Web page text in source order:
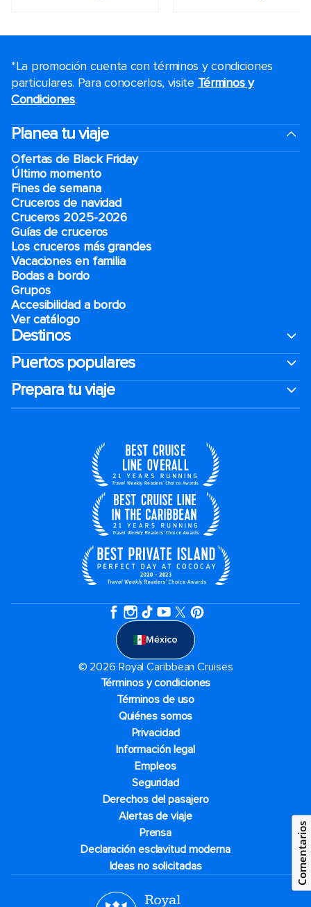
*La promoción cuenta con términos y condiciones
particulares. Para conocerlos, visite Términos y
Condiciones.
Planea tu viaje
Ofertas de Black Friday
Último momento
Fines de semana
Cruceros de navidad
Cruceros 2025-2026
Guías de cruceros
Los cruceros más grandes
Vacaciones en familia
Bodas a bordo
Grupos
Accesibilidad a bordo
Ver catálogo
Destinos
Puertos populares
Prepara tu viaje
México
© 2026 Royal Caribbean Cruises
Términos y condiciones
Términos de uso
Quiénes somos
Privacidad
Información legal
Empleos
Seguridad
Derechos del pasajero
Alertas de viaje
Prensa
Declaración esclavitud moderna
Ideas no solicitadas
Comentarios